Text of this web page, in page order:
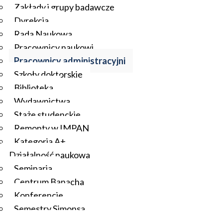
Zakłady i grupy badawcze
Dyrekcja
Rada Naukowa
Pracownicy naukowi
Pracownicy administracyjni
Szkoły doktorskie
Biblioteka
Wydawnictwa
Staże studenckie
Remonty w IMPAN
Kategoria A+
Działalność naukowa
Seminaria
Centrum Banacha
Konferencje
Semestry Simonsa